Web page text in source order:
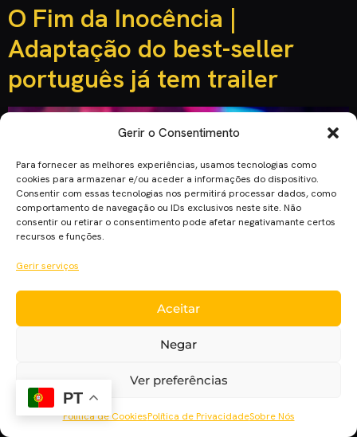
Gerir o Consentimento
Para fornecer as melhores experiências, usamos tecnologias como
cookies para armazenar e/ou aceder a informações do dispositivo.
Consentir com essas tecnologias nos permitirá processar dados, como
comportamento de navegação ou IDs exclusivos neste site. Não
consentir ou retirar o consentimento pode afetar negativamante certos
recursos e funções.
Gerir serviços
Aceitar
Negar
Ver preferências
Política de CookiesPolítica de PrivacidadeSobre Nós
O Fim da Inocência |
Adaptação do best-seller
português já tem trailer
Baseado no best-seller de Francisco Salgueiro, a adaptação
Novembro. Joaquim Leitão, que nos últimos anos realizou
“Quarta Divisão”, “A Esperança Está Onde Menos Se
este ano a 31 de Agosto), apresenta a adaptação de “O Fim
PT